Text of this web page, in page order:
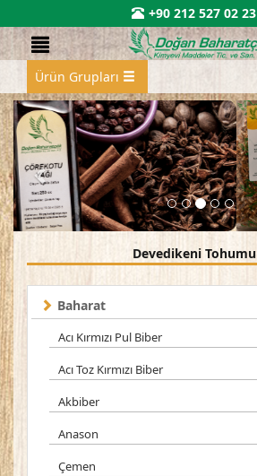
+90 212 527 02 23
Ürün Grupları
Devedikeni Tohumu
Baharat
Acı Kırmızı Pul Biber
Acı Toz Kırmızı Biber
Akbiber
Anason
Çemen